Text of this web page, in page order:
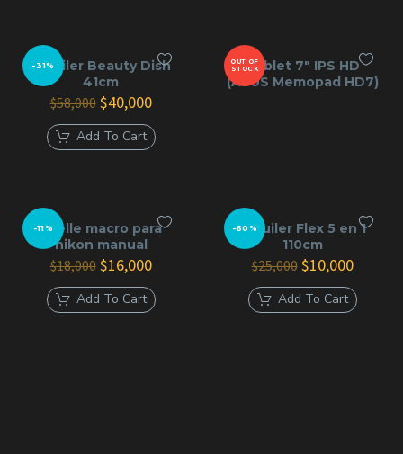
-31%
Alquiler Beauty Dish
41cm
$58,000 El
precio
original
era:
$40,000El
actual
es:
Add To Cart
OUT OF
STOCKTablet 7″ IPS HD
(ASUS Memopad HD7)
-11%
Fuelle macro para
nikon manual
$18,000 El
precio
original
era:
$16,000El
actual
es:
Add To Cart
-60%
Alquiler Flex 5 en 1
110cm
$25,000 El
precio
original
era:
$10,000El
actual
es:
Add To Cart